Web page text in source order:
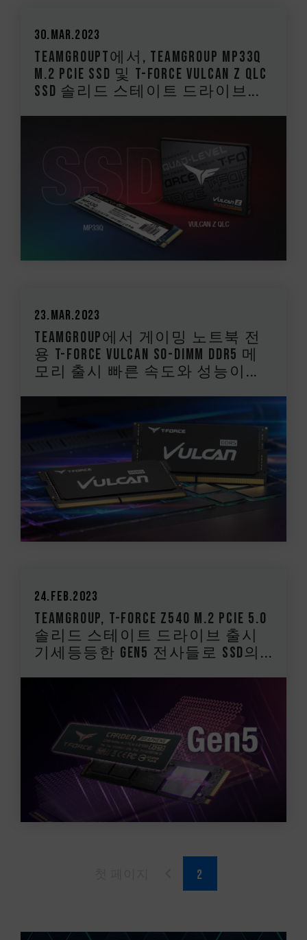
30.Mar.2023
TEAMGROUPT에서, TEAMGROUP MP33Q
M.2 PCIe SSD 및 T-FORCE VULCAN Z QLC
SSD 솔리드 스테이트 드라이브...
23.Mar.2023
TEAMGROUP에서 게이밍 노트북 전
용 T-FORCE VULCAN SO-DIMM DDR5 메
모리 출시 빠른 속도와 성능이...
24.Feb.2023
TEAMGROUP, T-FORCE Z540 M.2 PCIe 5.0
솔리드 스테이트 드라이브 출시
기세등등한 Gen5 전사들로 SSD의...